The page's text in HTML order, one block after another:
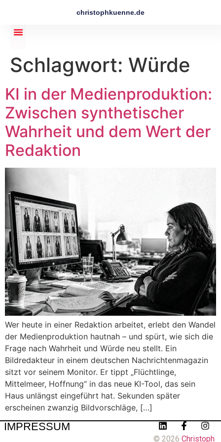
christophkuenne.de
Schlagwort: Würde
KI in der Medienproduktion:
Zwischen synthetischer
Wahrheit und dem Wert der
Redaktion
Wer heute in einer Redaktion arbeitet, erlebt den Wandel
der Medienproduktion hautnah – und spürt, wie sich die
Frage nach Wahrheit und Würde neu stellt. Ein
Bildredakteur in einem deutschen Nachrichtenmagazin
sitzt vor seinem Monitor. Er tippt „Flüchtlinge,
Mittelmeer, Hoffnung“ in das neue KI-Tool, das sein
Haus unlängst eingeführt hat. Sekunden später
erscheinen zwanzig Bildvorschläge, […]
IMPRESSUM
© 2026Christoph